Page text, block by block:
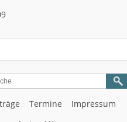
Termine
Impressum